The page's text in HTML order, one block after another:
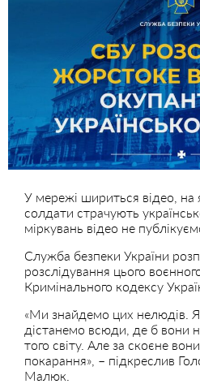
У мережі шириться відео, на
солдати страчують
міркувань відео не
Служба безпеки України
розслідування цього
Кримінального кодексу
«Ми знайдемо цих нелюдів.
дістанемо всюди, де б вони
того світу. Але за скоєне
покарання», – підкреслив
Малюк.